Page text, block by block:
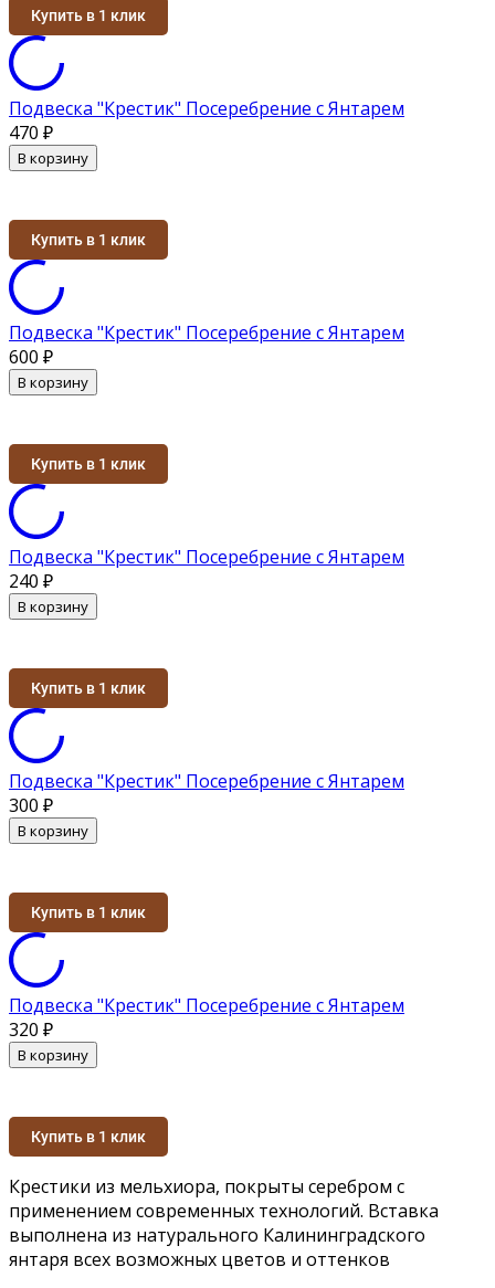
Купить в 1 клик
Подвеска "Крестик" Посеребрение с Янтарем
470 ₽
В корзину
Купить в 1 клик
Подвеска "Крестик" Посеребрение с Янтарем
600 ₽
В корзину
Купить в 1 клик
Подвеска "Крестик" Посеребрение с Янтарем
240 ₽
В корзину
Купить в 1 клик
Подвеска "Крестик" Посеребрение с Янтарем
300 ₽
В корзину
Купить в 1 клик
Подвеска "Крестик" Посеребрение с Янтарем
320 ₽
В корзину
Купить в 1 клик
Крестики из мельхиора, покрыты серебром с
применением современных технологий. Вставка
выполнена из натурального Калининградского
янтаря всех возможных цветов и оттенков